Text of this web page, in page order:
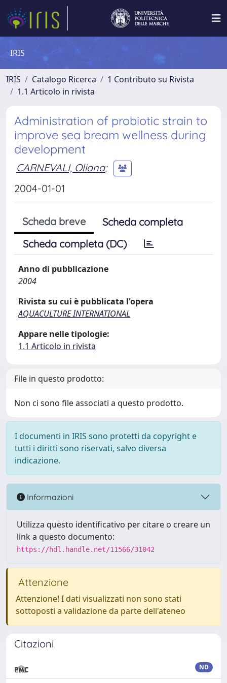
IRIS
IRIS Catalogo Ricerca
1 Contributo su Rivista
1.1 Articolo in rivista
Administration of probiotic strain to
improve sea bream wellness during
development
CARNEVALI, Oliana;
2004-01-01
Scheda breve
Scheda completa
Scheda completa (DC)
Anno di pubblicazione
2004
Rivista su cui è pubblicata l'opera
AQUACULTURE INTERNATIONAL
Appare nelle tipologie:
1.1 Articolo in rivista
File in questo prodotto:
Non ci sono file associati a questo prodotto.
I documenti in IRIS sono protetti da copyright e
tutti i diritti sono riservati, salvo diversa
indicazione.
Informazioni
Utilizza questo identificativo per citare o creare un
link a questo documento:
https://hdl.handle.net/11566/31042
Attenzione
Attenzione! I dati visualizzati non sono stati
sottoposti a validazione da parte dell'ateneo
Citazioni
ND